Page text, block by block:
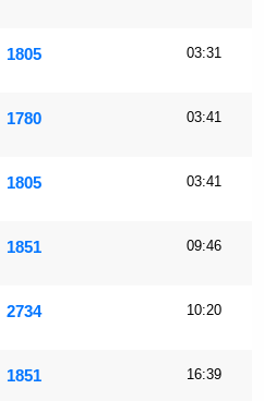
1805 03:31
1780 03:41
1805 03:41
1851 09:46
2734 10:20
1851 16:39